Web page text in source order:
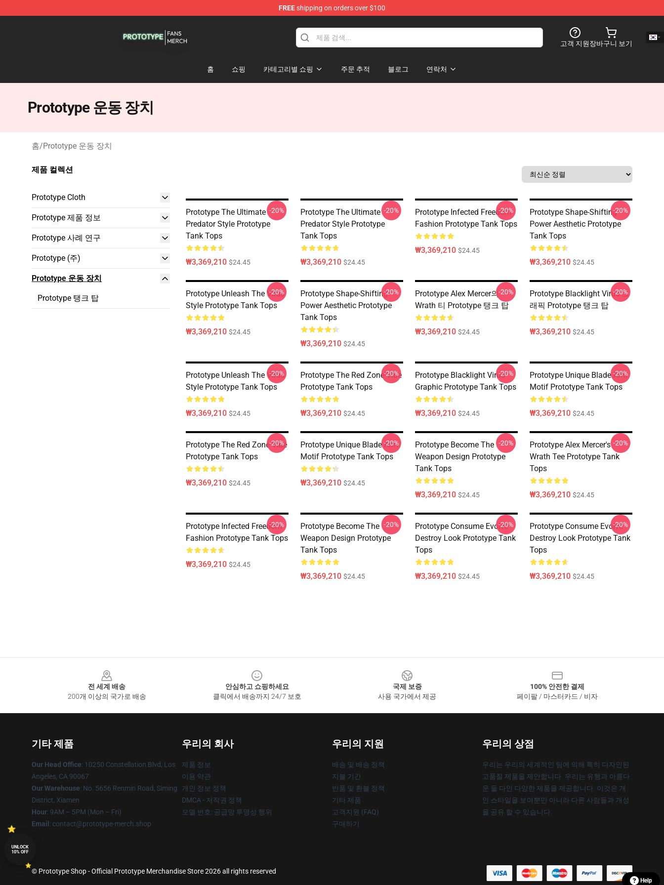
FREEshipping on orders over $100
고객 지원장바구니 보기
홈 쇼핑 카테고리별 쇼핑 주문 추적 블로그 연락처
Prototype 운동 장치
홈/Prototype 운동 장치
제품 컬렉션
Prototype Cloth
Prototype 제품 정보
Prototype 사례 연구
Prototype (주)
Prototype 운동 장치
Prototype 탱크 탑
Prototype The Ultimate
Predator Style Prototype
Tank Tops
₩3,369,210 $24.45
-20%
Prototype The Ultimate
Predator Style Prototype
Tank Tops
₩3,369,210 $24.45
-20%
Prototype Infected Freedom
Fashion Prototype Tank Tops
₩3,369,210 $24.45
-20%
Prototype Shape-Shifting
Power Aesthetic Prototype
Tank Tops
₩3,369,210 $24.45
-20%
Prototype Unleash The Virus
Style Prototype Tank Tops
₩3,369,210 $24.45
-20%
Prototype Shape-Shifting
Power Aesthetic Prototype
Tank Tops
₩3,369,210 $24.45
-20%
Prototype Alex Mercer의
Wrath 티 Prototype 탱크 탑
₩3,369,210 $24.45
-20%
Prototype Blacklight Virus 그
래픽 Prototype 탱크 탑
₩3,369,210 $24.45
-20%
Prototype Unleash The Virus
Style Prototype Tank Tops
₩3,369,210 $24.45
-20%
Prototype The Red Zone Vibe
Prototype Tank Tops
₩3,369,210 $24.45
-20%
Prototype Blacklight Virus
Graphic Prototype Tank Tops
₩3,369,210 $24.45
-20%
Prototype Unique Blade Arm
Motif Prototype Tank Tops
₩3,369,210 $24.45
-20%
Prototype The Red Zone Vibe
Prototype Tank Tops
₩3,369,210 $24.45
-20%
Prototype Unique Blade Arm
Motif Prototype Tank Tops
₩3,369,210 $24.45
-20%
Prototype Become The
Weapon Design Prototype
Tank Tops
₩3,369,210 $24.45
-20%
Prototype Alex Mercer's
Wrath Tee Prototype Tank
Tops
₩3,369,210 $24.45
-20%
Prototype Infected Freedom
Fashion Prototype Tank Tops
₩3,369,210 $24.45
-20%
Prototype Become The
Weapon Design Prototype
Tank Tops
₩3,369,210 $24.45
-20%
Prototype Consume Evolve
Destroy Look Prototype Tank
Tops
₩3,369,210 $24.45
-20%
Prototype Consume Evolve
Destroy Look Prototype Tank
Tops
₩3,369,210 $24.45
-20%
전 세계 배송
200개 이상의 국가로 배송
안심하고 쇼핑하세요
클릭에서 배송까지 24/7 보호
국제 보증
사용 국가에서 제공
100% 안전한 결제
페이팔 / 마스터카드 / 비자
기타 제품
Our Head Office: 10250 Constellation Blvd, Los
Angeles, CA 90067
Our Warehouse: No. 5656 Renmin Road, Siming
District, Xiamen
Hour: 9AM – 5PM (Mon – Fri)
Email : contact@prototype-merch.shop
우리의 회사
제품 정보
이용 약관
개인 정보 정책
DMCA - 저작권 정책
모델 번호: 공급망 투명성 행위
우리의 지원
배송 및 배송 정책
지불 기간
반품 및 환불 정책
기타 제품
고객지원 (FAQ)
구매하기
우리의 상점
우리는 우리의 세계적인 팀에 의해 특히 디자인된
고품질 제품을 제안합니다. 우리는 유행과 아름다
운 둘 다인 다양한 제품을 제공합니다. 이것은 개
인 스타일을 보여뿐만 아니라 다른 사람들과 개성
을 공유 할 수 있습니다.
© Prototype Shop - Official Prototype Merchandise Store 2026 all rights reserved
UNLOCK
10% OFF
Help